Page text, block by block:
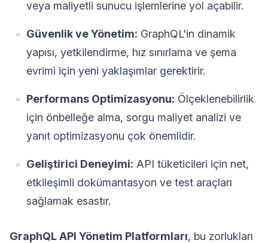
veya maliyetli sunucu işlemlerine yol açabilir.
Güvenlik ve Yönetim: GraphQL'in dinamik
yapısı, yetkilendirme, hız sınırlama ve şema
evrimi için yeni yaklaşımlar gerektirir.
Performans Optimizasyonu: Ölçeklenebilirlik
için önbelleğe alma, sorgu maliyet analizi ve
yanıt optimizasyonu çok önemlidir.
Geliştirici Deneyimi: API tüketicileri için net,
etkileşimli dokümantasyon ve test araçları
sağlamak esastır.
GraphQL API Yönetim Platformları, bu zorlukları